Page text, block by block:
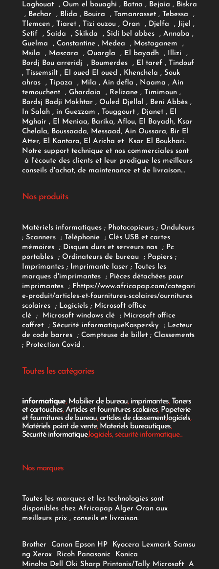
Laghouat , Oum el bouaghi , Batna , Bejaia , Biskra
, Bechar , Blida , Bouira , Tamanrasset , Tebessa ,
Tlemcen , Tiaret , Tizi ouzou , Oran , Djelfa , Jijel ,
Setif , Saida , Skikda , Sidi bel abbes , Annaba ,
Guelma , Constantine , Medea , Mostaganem ,
Msila , Mascara , Ouargla , El bayadh , Illizi ,
Bordj Bou arreridj , Boumerdes , El taref , Tindouf
, Tissemsilt , El oued El oued , Khenchela , Souk
ahras , Tipaza , Mila , Ain defla , Naama , Ain
temouchent , Ghardaia , Relizane , Timimoun ,
Bordsj Badji Mokhtar , Ouled Djellal , Beni Abbès ,
In Salah , in Guezzam , Touggourt , Djanet , El
Mghair , El Meniaa, Barika, Aflou, El Bayadh, Ksar
Chelala, Boussaada, Messaad, Ain Oussara, Bir El
Atter, El Kantara, El Aricha et Ksar El Boukhari.
Notre support technique et nos commerciales sont
à l'écoute des clients et leur prodigue les meilleurs
conseils d'achat, de maintenance et de livraison...
Nos produits
Matériels informatiques; Photocopieurs; Onduleurs
; Scanners ; Téléphonie ; Clés USB et cartes
mémoires
; Disques durs et serveurs nas ; Pc
portables
; Ordinateurs de bureau ; Papiers;
Imprimantes;Imprimante laser; Toutes les
marques d'imprimantes
; Pièces détachées pour
imprimantes
; Fhttps://www.africapap.com/categori
e-produit/articles-et-fournitures-scolaires/ournitures
scolaires; Logiciels ; Microsoft office
clé
; Microsoft windows clé; Microsoft office
coffret ; Sécurité informatiqueKaspersky ; Lecteur
de code barres
; Compteuse de billet; Classements
; Protection Covid .
Toutes les catégories
informatique, Mobilier de bureau, imprimantes, Toners
et cartouches,Articles et fournitures scolaires, Papeterie
et fournitures de bureau,articles de classement,logiciels,
Matériels point de vente, Materiels bureautiques,
Sécurité informatique,logiciels, sécurité informatique...
Nos marques
Toutes les marques et les technologies sont
disponibles chez Africapap Alger Oran aux
meilleurs prix , conseils et livraison.
Brother Canon Epson HP Kyocera Lexmark Samsu
ng Xerox Ricoh Panasonic
Konica
Minolta Dell Oki Sharp Printonix/Tally Microsoft
A